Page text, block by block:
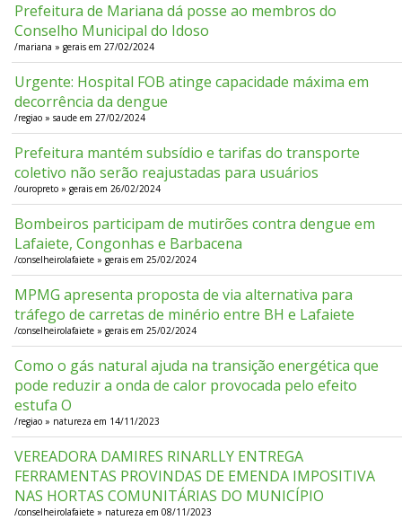
Prefeitura de Mariana dá posse ao membros do
Conselho Municipal do Idoso
/mariana » gerais em 27/02/2024
Urgente: Hospital FOB atinge capacidade máxima em
decorrência da dengue
/regiao » saude em 27/02/2024
Prefeitura mantém subsídio e tarifas do transporte
coletivo não serão reajustadas para usuários
/ouropreto » gerais em 26/02/2024
Bombeiros participam de mutirões contra dengue em
Lafaiete, Congonhas e Barbacena
/conselheirolafaiete » gerais em 25/02/2024
MPMG apresenta proposta de via alternativa para
tráfego de carretas de minério entre BH e Lafaiete
/conselheirolafaiete » gerais em 25/02/2024
Como o gás natural ajuda na transição energética que
pode reduzir a onda de calor provocada pelo efeito
estufa O
/regiao » natureza em 14/11/2023
VEREADORA DAMIRES RINARLLY ENTREGA
FERRAMENTAS PROVINDAS DE EMENDA IMPOSITIVA
NAS HORTAS COMUNITÁRIAS DO MUNICÍPIO
/conselheirolafaiete » natureza em 08/11/2023